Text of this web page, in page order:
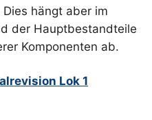
hängt aber im
der Hauptbestandteile
Komponenten ab.
Lok 1